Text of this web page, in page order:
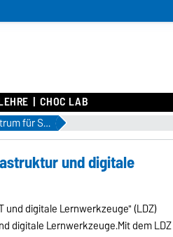
CHOC LAB
Landesdemonstrationszentrum für Schul-IT-Infrastruktur und digitale Lernwerkzeuge
und digitale
digitale Lernwerkzeuge" (LDZ)
digitale Lernwerkzeuge.Mit dem LDZ